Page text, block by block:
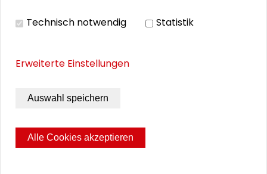
Begleitprogramm
Bildergalerie
Technisch notwendig Statistik
Erweiterte Einstellungen
Auswahl speichern
Alle Cookies akzeptieren